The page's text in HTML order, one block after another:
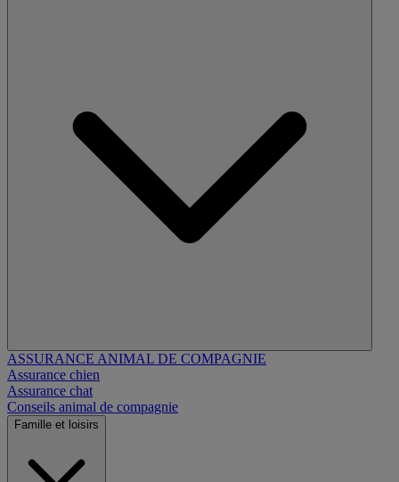
ASSURANCE ANIMAL DE COMPAGNIE
Assurance chien
Assurance chat
Conseils animal de compagnie
Famille et loisirs